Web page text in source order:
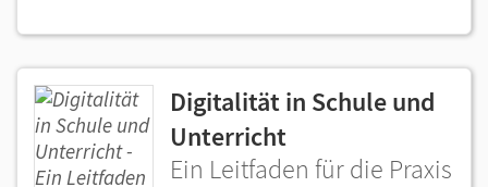
Digitalität in Schule und
Unterricht
Ein Leitfaden für die Praxis